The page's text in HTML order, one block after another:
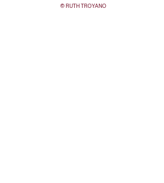
© RUTH TROYANO